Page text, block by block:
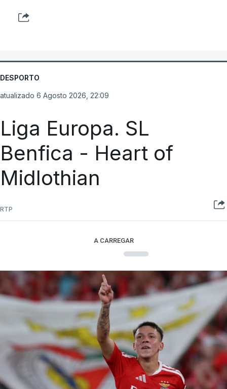
DESPORTO
atualizado 6 Agosto 2026, 22:09
Liga Europa. SL
Benfica - Heart of
Midlothian
RTP
A CARREGAR